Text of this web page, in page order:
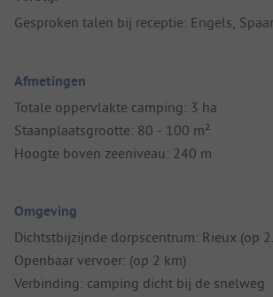
Gesproken talen bij receptie: Engels,
Afmetingen
Totale oppervlakte camping: 3 ha
Staanplaatsgrootte: 80 - 100 m²
Hoogte boven zeeniveau: 240 m
Omgeving
Dichtstbijzijnde dorpscentrum: Rieux (op
Openbaar vervoer: (op 2 km)
Verbinding: camping dicht bij de snelweg